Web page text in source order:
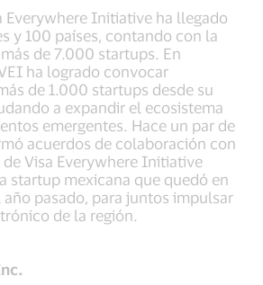
Everywhere Initiative ha llegado
y 100 países, contando con la
de 7.000 startups. En
ha logrado convocar
de 1.000 startups desde su
a expandir el ecosistema
emergentes. Hace un par de
acuerdos de colaboración con
de Visa Everywhere Initiative
startup mexicana que quedó en
pasado, para juntos impulsar
de la región.